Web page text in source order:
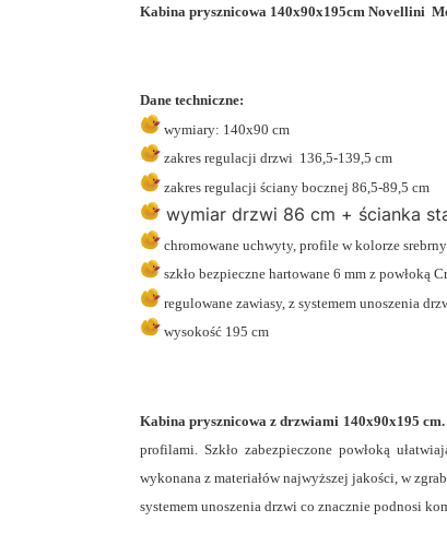
Kabina prysznicowa 140x90x195cm Novellini
Dane techniczne:
wymiary: 140x90 cm
zakres regulacji drzwi 136,5-139,5 cm
zakres regulacji ściany bocznej 86,5-89,5 cm
wymiar drzwi 86 cm + ścianka
chromowane uchwyty, profile w kolorze
szkło bezpieczne hartowane 6 mm z powłoką
regulowane zawiasy, z systemem unoszenia
wysokość 195 cm
Kabina prysznicowa zdrzwiami 140x90x195 cm.
profilami. Szkło zabezpieczone powłoką
wykonanaz materiałów najwyższej jakości , w
systemem unoszenia drzwi co znacznie podnosi